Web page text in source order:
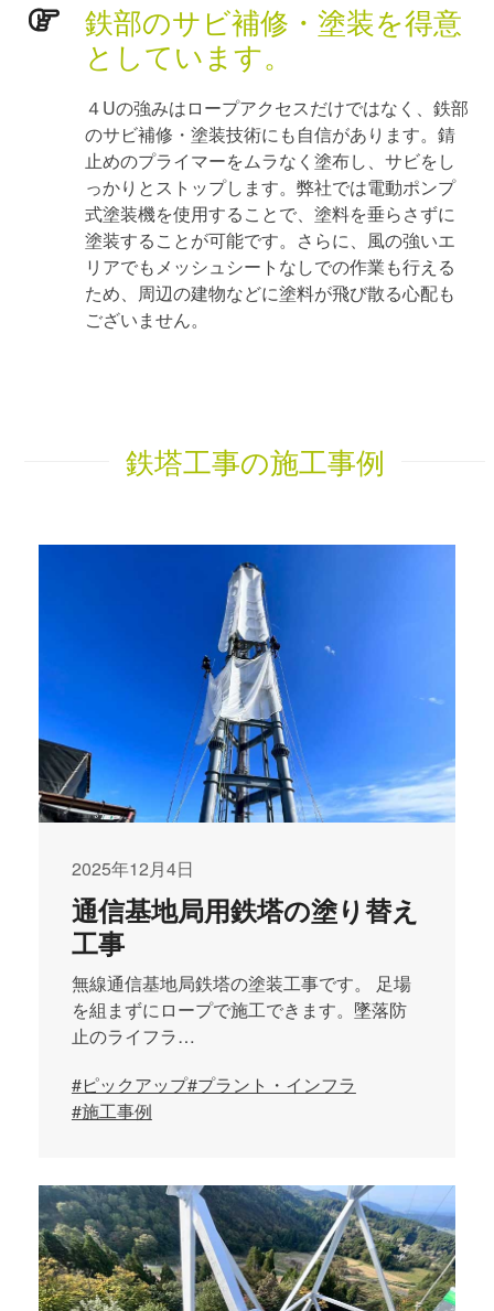
鉄部のサビ補修・塗装を得意
としています。
４Uの強みはロープアクセスだけではなく、鉄部
のサビ補修・塗装技術にも自信があります。錆
止めのプライマーをムラなく塗布し、サビをし
っかりとストップします。弊社では電動ポンプ
式塗装機を使用することで、塗料を垂らさずに
塗装することが可能です。さらに、風の強いエ
リアでもメッシュシートなしでの作業も行える
ため、周辺の建物などに塗料が飛び散る心配も
ございません。
鉄塔工事の施工事例
2025年12月4日
通信基地局用鉄塔の塗り替え
工事
無線通信基地局鉄塔の塗装工事です。 足場
を組まずにロープで施工できます。墜落防
止のライフラ…
#ピックアップ#プラント・インフラ
#施工事例